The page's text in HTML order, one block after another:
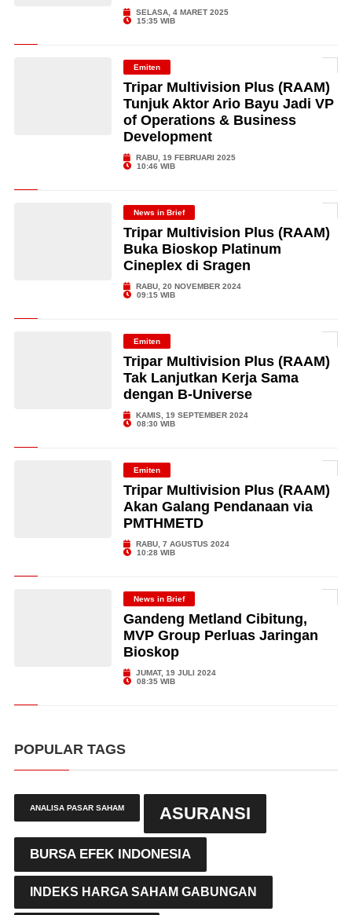
SELASA, 4 MARET 2025
15:35 WIB
Emiten
Tripar Multivision Plus (RAAM)
Tunjuk Aktor Ario Bayu Jadi VP
of Operations & Business
Development
RABU, 19 FEBRUARI 2025
10:46 WIB
News in Brief
Tripar Multivision Plus (RAAM)
Buka Bioskop Platinum
Cineplex di Sragen
RABU, 20 NOVEMBER 2024
09:15 WIB
Emiten
Tripar Multivision Plus (RAAM)
Tak Lanjutkan Kerja Sama
dengan B-Universe
KAMIS, 19 SEPTEMBER 2024
08:30 WIB
Emiten
Tripar Multivision Plus (RAAM)
Akan Galang Pendanaan via
PMTHMETD
RABU, 7 AGUSTUS 2024
10:28 WIB
News in Brief
Gandeng Metland Cibitung,
MVP Group Perluas Jaringan
Bioskop
JUMAT, 19 JULI 2024
08:35 WIB
POPULAR TAGS
ANALISA PASAR SAHAM ASURANSI
BURSA EFEK INDONESIA
INDEKS HARGA SAHAM GABUNGAN